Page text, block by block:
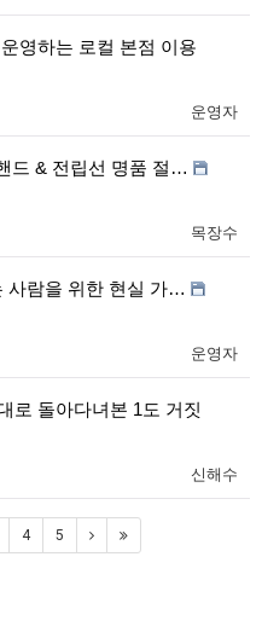
영하는 로컬 본점 이용
운영자
드 & 전립선 명품 절…
목장수
사람을 위한 현실 가…
운영자
로 돌아다녀본 1도 거짓
신해수
4 5